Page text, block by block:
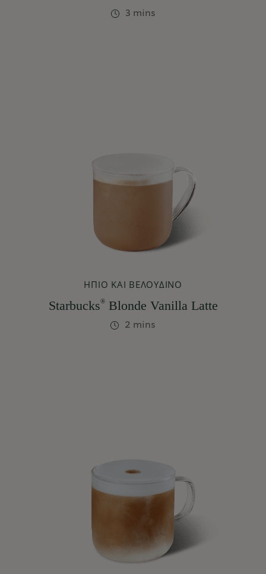
3 mins
Starbucks®Blonde Vanilla Latte
ΉΠΙΟ ΚΑΙ ΒΕΛΟΎΔΙΝΟ
2 mins